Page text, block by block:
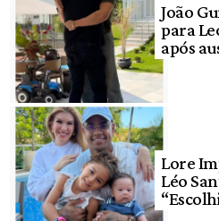
João
para
após
Lore
Léo